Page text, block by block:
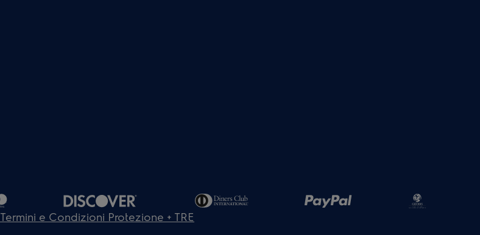
Termini e Condizioni Protezione + TRE